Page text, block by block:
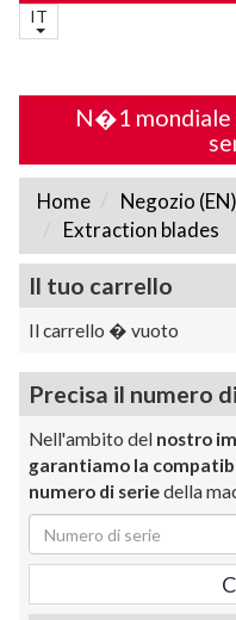
IT
N�1 mondiale
Home Negozio (EN)
Extraction blades
Il tuo carrello
Il carrello � vuoto
Precisa il numero
Nell'ambito del nostro
garantiamo la
numero di seriedella